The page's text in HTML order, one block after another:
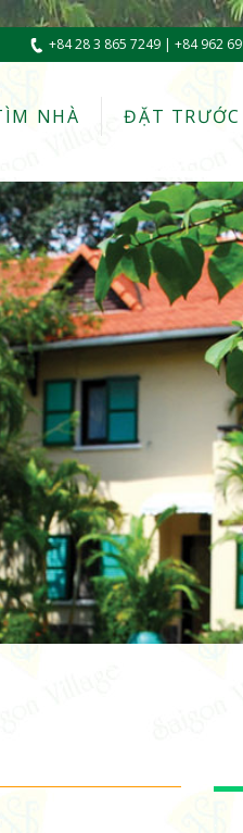
+84 28 3 865 7249 | +84 962
NHÀ ĐẶT TRƯỚC